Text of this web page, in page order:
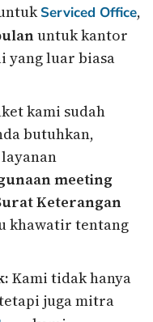
Serviced Office,
untuk kantor
yang luar biasa
kami sudah
butuhkan,
meeting
Keterangan
khawatir tentang
Kami tidak hanya
juga mitra